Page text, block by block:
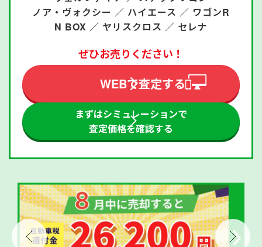
ノア・ヴォクシー ／ ハイエース ／ ワゴンR
N BOX ／ ヤリスクロス ／ セレナ
ぜひお売りください！
WEBで査定する
まずはシミュレーションで
査定価格を確認する